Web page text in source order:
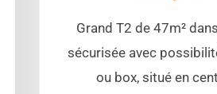
Grand T2 de 47m²
sécurisée avec
ou box, situé en